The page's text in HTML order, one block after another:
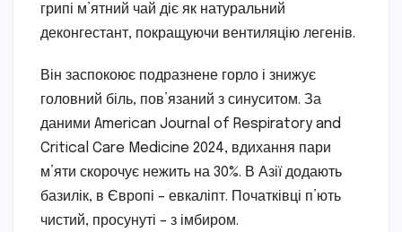
грипі м’ятний чай діє як натуральний
деконгестант, покращуючи вентиляцію легенів.
Він заспокоює подразнене горло і знижує
головний біль, пов’язаний з синуситом. За
даними American Journal of Respiratory and
Critical Care Medicine 2024, вдихання пари
м’яти скорочує нежить на 30%. В Азії додають
базилік, в Європі – евкаліпт. Початківці п’ють
чистий, просунуті – з імбиром.